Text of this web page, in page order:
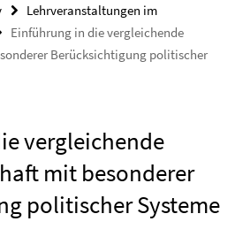
Lehrveranstaltungen im
Einführung in die vergleichende
Berücksichtigung politischer
vergleichende
mit besonderer
politischer Systeme